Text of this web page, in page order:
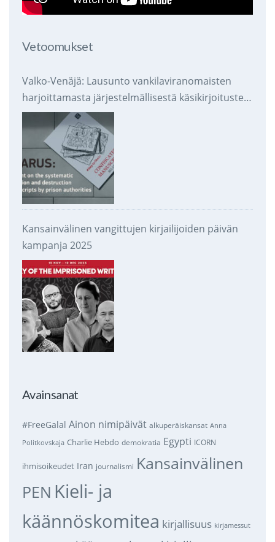
Vetoomukset
Valko-Venäjä: Lausunto vankilaviranomaisten
harjoittamasta järjestelmällisestä käsikirjoitusten
takavarikoinnista ja tuhoamisesta
Kansainvälinen vangittujen kirjailijoiden päivän
kampanja 2025
Avainsanat
#FreeGalal Ainon nimipäivät alkuperäiskansat Anna
Politkovskaja Charlie Hebdo demokratia Egypti ICORN
ihmisoikeudet Iran journalismi Kansainvälinen
PEN Kieli- ja
käännöskomitea kirjallisuus kirjamessut